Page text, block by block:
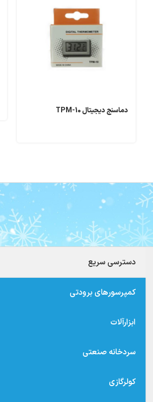
دماسنج دیجیتال TPM-10
دسترسی سریع
کمپرسورهای برودتی
ابزارآلات
سردخانه صنعتی
کولرگازی